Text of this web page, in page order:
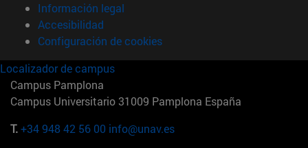
Información legal
Accesibilidad
Configuración de cookies
Localizador de campus
Campus Pamplona
Campus Universitario 31009 Pamplona España
T.+34 948 42 56 00 info@unav.es